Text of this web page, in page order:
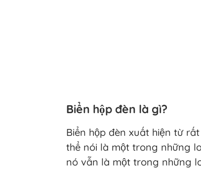
Biển hộp đèn là gì?
Biển hộp đèn xuất hiện từ
thể nói là một trong những
nó vẫn là một trong những